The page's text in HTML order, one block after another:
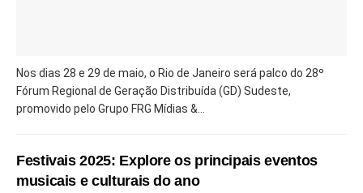
Nos dias 28 e 29 de maio, o Rio de Janeiro será palco do 28º
Fórum Regional de Geração Distribuída (GD) Sudeste,
promovido pelo Grupo FRG Mídias &...
Festivais 2025: Explore os principais eventos
musicais e culturais do ano